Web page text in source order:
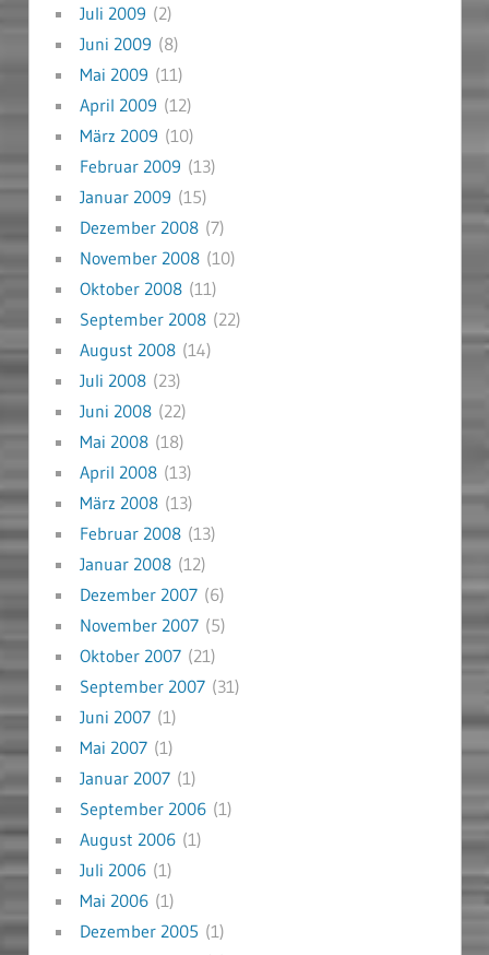
Juli 2009 (2)
Juni 2009 (8)
Mai 2009 (11)
April 2009 (12)
März 2009 (10)
Februar 2009 (13)
Januar 2009 (15)
Dezember 2008(7)
November 2008(10)
Oktober 2008(11)
September 2008(22)
August 2008(14)
Juli 2008(23)
Juni 2008(22)
Mai 2008(18)
April 2008(13)
März 2008(13)
Februar 2008(13)
Januar 2008(12)
Dezember 2007(6)
November 2007(5)
Oktober 2007(21)
September 2007(31)
Juni 2007(1)
Mai 2007(1)
Januar 2007(1)
September 2006(1)
August 2006(1)
Juli 2006(1)
Mai 2006(1)
Dezember 2005 (1)